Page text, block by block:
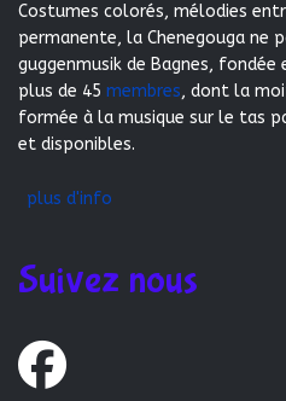
Costumes colorés, mélodies
permanente, la Chenegouga ne
guggenmusik de Bagnes, fondée
plus de 45 membres, dont la
formée à la musique sur le tas
et disponibles.
plus d'info
Suivez nous